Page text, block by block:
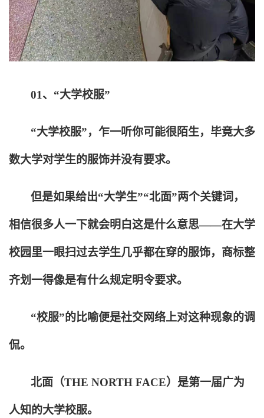
01、“大学校服”
“大学校服”，乍一听你可能很陌生，毕竟大多
数大学对学生的服饰并没有要求。
但是如果给出“大学生”“北面”两个关键词，
相信很多人一下就会明白这是什么意思——在大学
校园里一眼扫过去学生几乎都在穿的服饰，商标整
齐划一得像是有什么规定明令要求。
“校服”的比喻便是社交网络上对这种现象的调
侃。
北面（THE NORTH FACE）是第一届广为
人知的大学校服。